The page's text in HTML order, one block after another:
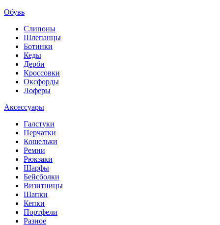
Обувь
Слипоны
Шлепанцы
Ботинки
Кеды
Дерби
Кроссовки
Оксфорды
Лоферы
Аксессуары
Галстуки
Перчатки
Кошельки
Ремни
Рюкзаки
Шарфы
Бейсболки
Визитницы
Шапки
Кепки
Портфели
Разное